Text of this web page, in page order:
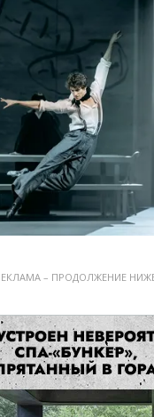
– ПРОДОЛЖЕНИЕ